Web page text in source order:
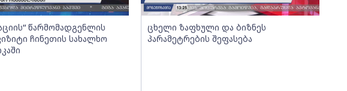
წარმომადგენლის
ჩინეთის სახალხო
ცხელი ზაფხული და ბიზნეს
პარამეტრების შეფასება